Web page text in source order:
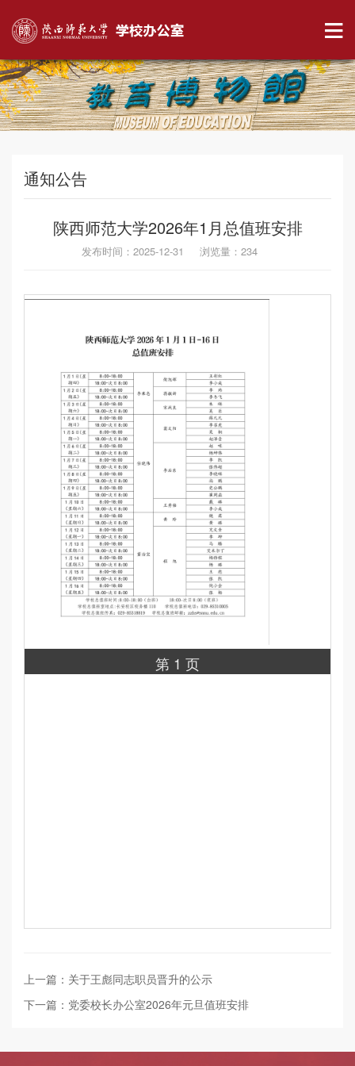
通知公告
陕西师范大学2026年1月总值班安排
发布时间：2025-12-31 浏览量： 234
第 1 页
上一篇：关于王彪同志职员晋升的公示
下一篇：党委校长办公室2026年元旦值班安排